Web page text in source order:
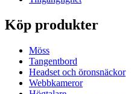
Köp produkter
Möss
Tangentbord
Headset och öronsnäckor
Webbkameror